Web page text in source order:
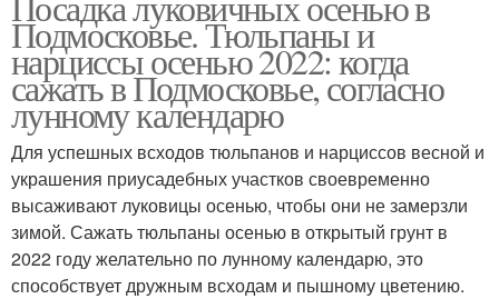
Подмосковье. Тюльпаны и
нарциссы осенью 2022: когда
сажать в Подмосковье, согласно
лунному календарю
Для успешных всходов тюльпанов и нарциссов весной и
украшения приусадебных участков своевременно
высаживают луковицы осенью, чтобы они не замерзли
зимой. Сажать тюльпаны осенью в открытый грунт в
2022 году желательно по лунному календарю, это
способствует дружным всходам и пышному цветению.